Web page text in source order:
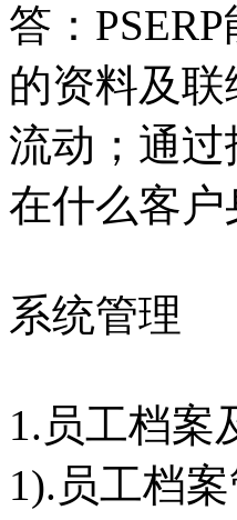
答：
的资料及
流动；通
在什么客户
系统管理
1.员工档案
1).员工档